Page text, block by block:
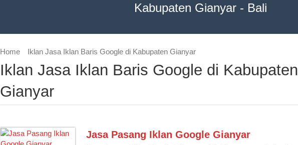
Kabupaten Gianyar - Bali
Home Iklan Jasa Iklan Baris Google di Kabupaten Gianyar
Iklan Jasa Iklan Baris Google di Kabupaten
Gianyar
Jasa Pasang Iklan Google Gianyar